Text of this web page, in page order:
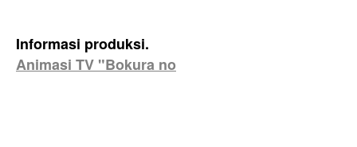
Informasi produksi.
Animasi TV "Bokura no